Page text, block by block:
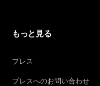
もっと見る
プレス
プレスへのお問い合わせ